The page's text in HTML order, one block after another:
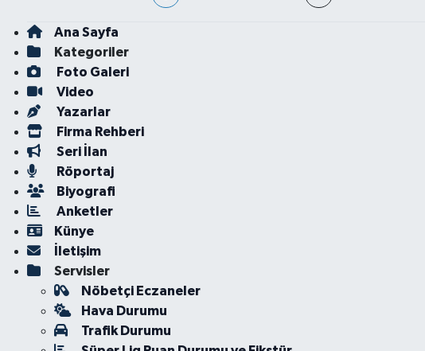
Ana Sayfa
Kategoriler
Foto Galeri
Video
Yazarlar
Firma Rehberi
Seri İlan
Röportaj
Biyografi
Anketler
Künye
İletişim
Servisler
Nöbetçi Eczaneler
Hava Durumu
Trafik Durumu